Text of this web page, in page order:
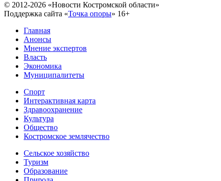
© 2012-2026 «Новости Костромской области»
Поддержка сайта «Точка опоры» 16+
Главная
Анонсы
Мнение экспертов
Власть
Экономика
Муниципалитеты
Спорт
Интерактивная карта
Здравоохранение
Культура
Общество
Костромское землячество
Сельское хозяйство
Туризм
Образование